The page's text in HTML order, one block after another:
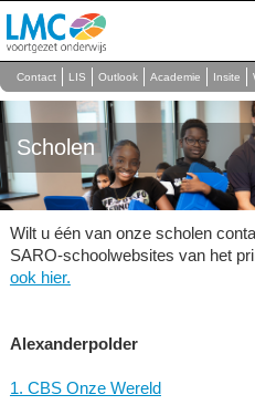
Over Ons
Scholen
Onderwijs
Contact LIS Outlook Academie Insite
Scholen
Wilt u één van onze scholen
SARO-schoolwebsites van het
ook hier.
Alexanderpolder
1. CBS Onze Wereld